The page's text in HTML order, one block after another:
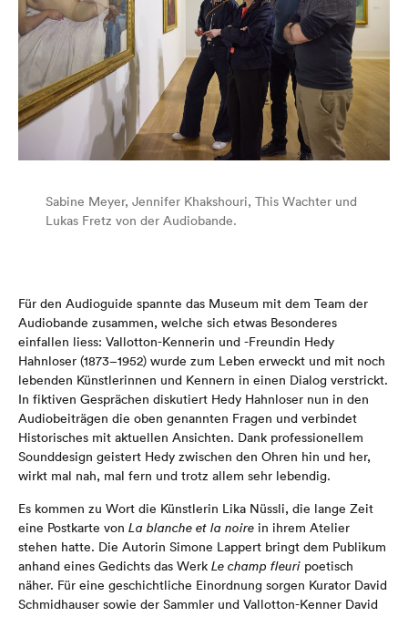
Sabine Meyer, Jennifer Khakshouri, This Wachter und
Lukas Fretz von der Audiobande.
Für den Audioguide spannte das Museum mit dem Team der
Audiobande zusammen, welche sich etwas Besonderes
einfallen liess: Vallotton-Kennerin und -Freundin Hedy
Hahnloser (1873–1952) wurde zum Leben erweckt und mit noch
lebenden Künstlerinnen und Kennern in einen Dialog verstrickt.
In fiktiven Gesprächen diskutiert Hedy Hahnloser nun in den
Audiobeiträgen die oben genannten Fragen und verbindet
Historisches mit aktuellen Ansichten. Dank professionellem
Sounddesign geistert Hedy zwischen den Ohren hin und her,
wirkt mal nah, mal fern und trotz allem sehr lebendig.
Es kommen zu Wort die Künstlerin Lika Nüssli, die lange Zeit
eine Postkarte von La blanche et la noire in ihrem Atelier
stehen hatte. Die Autorin Simone Lappert bringt dem Publikum
anhand eines Gedichts das Werk Le champ fleuri poetisch
näher. Für eine geschichtliche Einordnung sorgen Kurator David
Schmidhauser sowie der Sammler und Vallotton-Kenner David